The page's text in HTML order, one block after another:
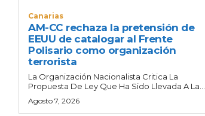
Canarias
AM-CC rechaza la pretensión de
EEUU de catalogar al Frente
Polisario como organización
terrorista
La Organización Nacionalista Critica La
Propuesta De Ley Que Ha Sido Llevada A La...
Agosto 7, 2026